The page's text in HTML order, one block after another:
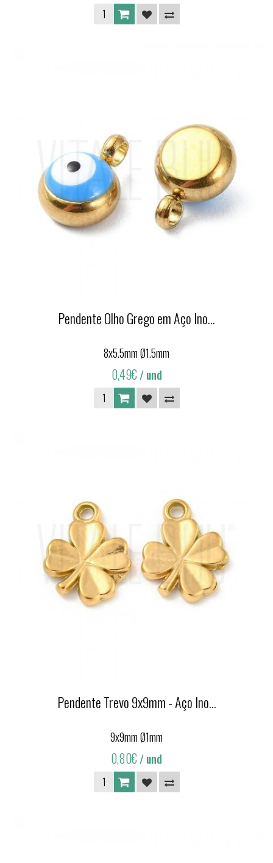
Pendente Olho Grego em Aço Ino...
8x5.5mm Ø1.5mm
0,49€/ und
Pendente Trevo 9x9mm - Aço Ino...
9x9mm Ø1mm
0,80€/ und